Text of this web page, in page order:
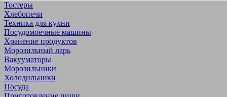
Тостеры
Хлебопечи
Техника для кухни
Посудомоечные машины
Хранение продуктов
Морозильный ларь
Вакууматоры
Морозильники
Холодильники
Посуда